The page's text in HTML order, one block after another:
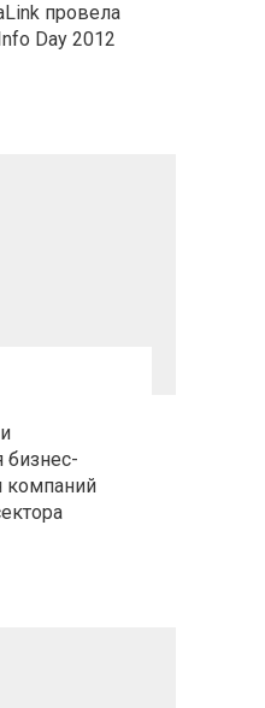
провела
Day 2012
бизнес-
компаний